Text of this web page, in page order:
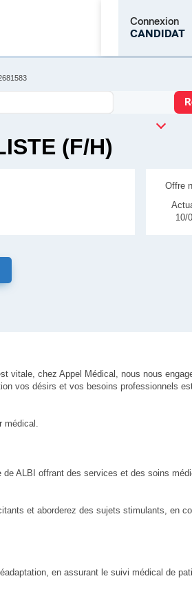
Connexion
CANDIDAT
(F/H)
Offre
10/
vitale, chez Appel Médical, nous nous
vos désirs et vos besoins professionnels
médical.
ALBI offrant des services et des soins
et aborderez des sujets stimulants, en
en assurant le suivi médical de